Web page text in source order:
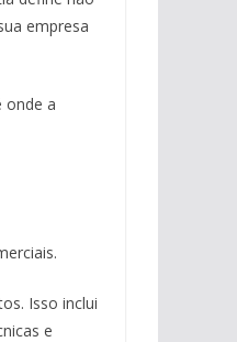
empresa
onde a
Isso inclui
e